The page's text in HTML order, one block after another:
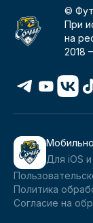
©
При
на
2018
Для iOS
Политика
Согласие на